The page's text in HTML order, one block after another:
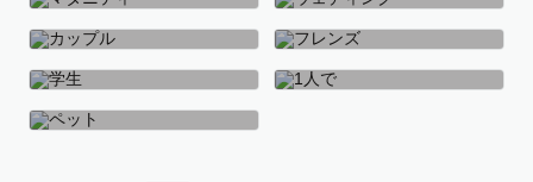
マタニティ ウェディング
カップル フレンズ
学生